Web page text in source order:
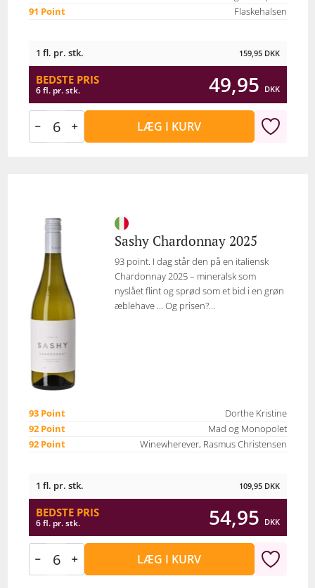
91 Point
Flaskehalsen
1 fl. pr. stk. 159,95 DKK
BEDSTE PRIS
6 fl. pr. stk. 49,95 DKK
LÆG I KURV
Sashy Chardonnay 2025
93 point. I dag står den på en italiensk
Chardonnay 2025 – mineralsk som
nyslået flint og sprød som et bid i en grøn
æblehave ... Og prisen?...
93 Point
Dorthe Kristine
92 Point
Mad og Monopolet
92 Point
Winewherever, Rasmus Christensen
1 fl. pr. stk. 109,95 DKK
BEDSTE PRIS
6 fl. pr. stk. 54,95 DKK
LÆG I KURV